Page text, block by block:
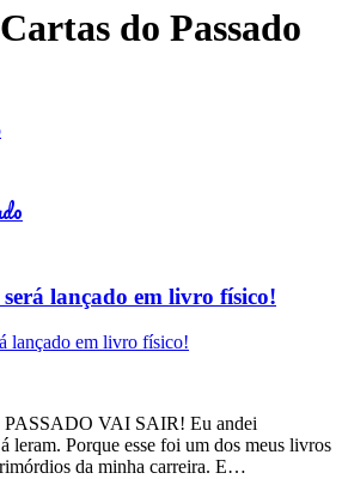
Cartas do Passado
lançado em livro físico!
VAI SAIR! Eu andei
leram. Porque esse foi um dos meus livros
da minha carreira. E…